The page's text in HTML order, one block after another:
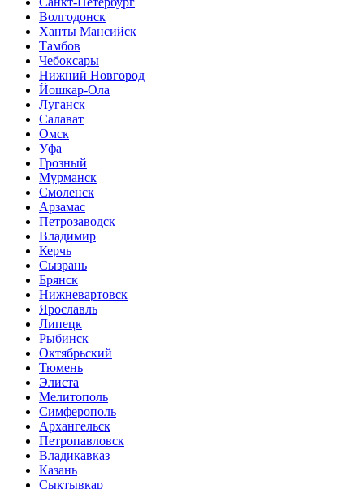
Волгодонск
Ханты Мансийск
Тамбов
Чебоксары
Нижний Новгород
Йошкар-Ола
Луганск
Салават
Омск
Уфа
Грозный
Мурманск
Смоленск
Арзамас
Петрозаводск
Владимир
Керчь
Сызрань
Брянск
Нижневартовск
Ярославль
Липецк
Рыбинск
Октябрьский
Тюмень
Элиста
Мелитополь
Симферополь
Архангельск
Петропавловск
Владикавказ
Казань
Сыктывкар